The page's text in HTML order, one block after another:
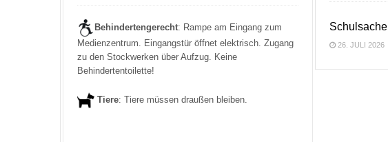
26. JULI 2026
Behindertengerecht: Rampe am Eingang zum
Medienzentrum. Eingangstür öffnet elektrisch. Zugang
zu den Stockwerken über Aufzug. Keine
Behindertentoilette!
Tiere: Tiere müssen draußen bleiben.